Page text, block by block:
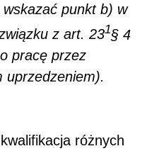
punkt b) w
z art. 231§ 4
pracę przez
uprzedzeniem).
różnych